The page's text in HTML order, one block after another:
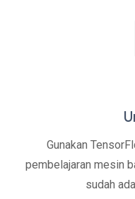
Gunakan
pembelajaran mesin
sudah